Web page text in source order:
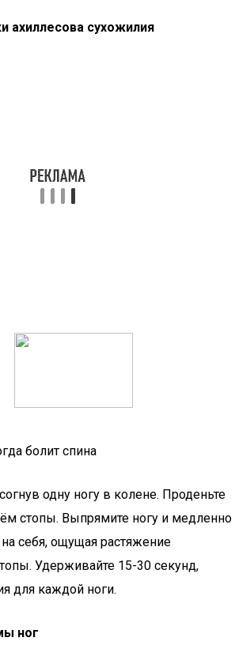
ахиллесова сухожилия
болит спина
одну ногу в колене. Проденьте
стопы. Выпрямите ногу и медленно
на себя, ощущая растяжение
Удерживайте 15-30 секунд,
для каждой ноги.
ног